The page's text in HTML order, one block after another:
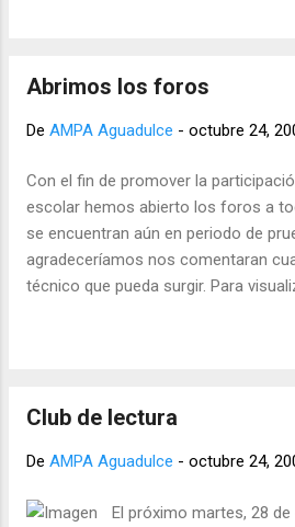
Abrimos los foros
De AMPA Aguadulce - octubre 24,
Con el fin de promover la
escolar hemos abierto los foros a
se encuentran aún en periodo de
agradeceríamos nos comentaran
técnico que pueda surgir. Para
necesario estar registrado pero sí
todos a participar.
Club de lectura
De AMPA Aguadulce - octubre 24,
El próximo martes, 28